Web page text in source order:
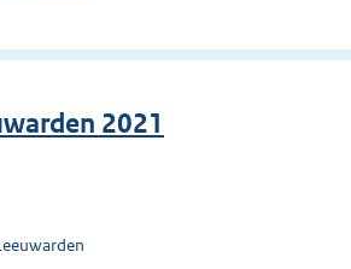
2021